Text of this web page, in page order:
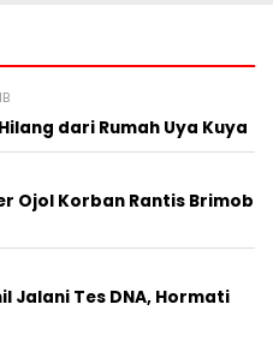
dari Rumah Uya Kuya
Ojol Korban Rantis Brimob
Jalani Tes DNA, Hormati